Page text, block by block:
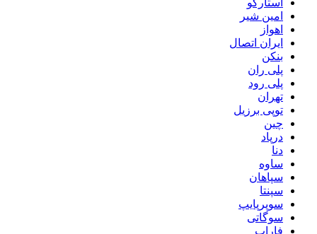
امین شیر
اهواز
ایران اتصال
بنکن
پلی ران
پلی رود
تهران
توپی برزیل
چین
درپاد
دنا
ساوه
سپاهان
سپنتا
سوپرپایپ
سوگاتی
فاراب